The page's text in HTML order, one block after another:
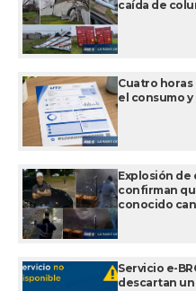
caída de
Cuatro horas
el consumo y
Explosión de
confirman
conocido
Servicio e-
descartan